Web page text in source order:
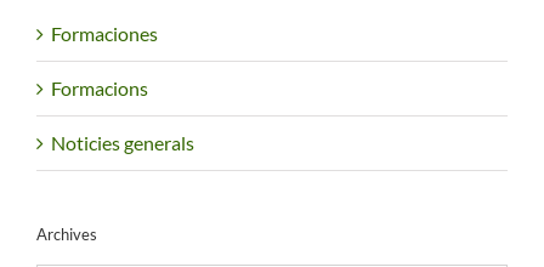
Formaciones
Formacions
Noticies generals
Archives